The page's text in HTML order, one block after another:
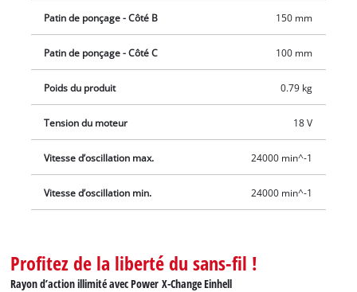
Patin de ponçage - Côté B 150 mm
Patin de ponçage - Côté C 100 mm
Poids du produit 0.79 kg
Tension du moteur 18 V
Vitesse d’oscillation max. 24000 min^-1
Vitesse d’oscillation min. 24000 min^-1
Profitez de la liberté du sans-fil !
Rayon d’action illimité avec Power X-Change Einhell